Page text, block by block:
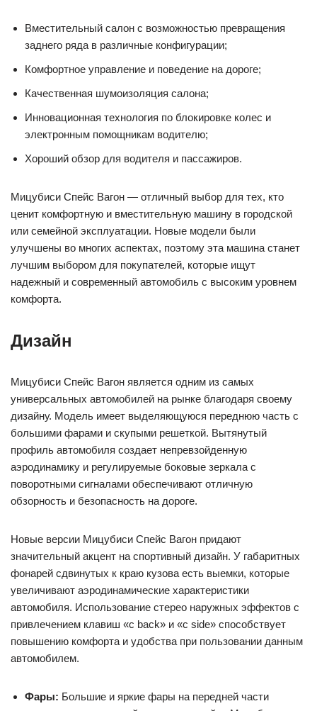
Вместительный салон с возможностью превращения
заднего ряда в различные конфигурации;
Комфортное управление и поведение на дороге;
Качественная шумоизоляция салона;
Инновационная технология по блокировке колес и
электронным помощникам водителю;
Хороший обзор для водителя и пассажиров.
Мицубиси Спейс Вагон — отличный выбор для тех, кто
ценит комфортную и вместительную машину в городской
или семейной эксплуатации. Новые модели были
улучшены во многих аспектах, поэтому эта машина станет
лучшим выбором для покупателей, которые ищут
надежный и современный автомобиль с высоким уровнем
комфорта.
Дизайн
Мицубиси Спейс Вагон является одним из самых
универсальных автомобилей на рынке благодаря своему
дизайну. Модель имеет выделяющуюся переднюю часть с
большими фарами и скупыми решеткой. Вытянутый
профиль автомобиля создает непревзойденную
аэродинамику и регулируемые боковые зеркала с
поворотными сигналами обеспечивают отличную
обзорность и безопасность на дороге.
Новые версии Мицубиси Спейс Вагон придают
значительный акцент на спортивный дизайн. У габаритных
фонарей сдвинутых к краю кузова есть выемки, которые
увеличивают аэродинамические характеристики
автомобиля. Использование стерео наружных эффектов с
привлечением клавиш «с back» и «с side» способствует
повышению комфорта и удобства при пользовании данным
автомобилем.
Фары: Большие и яркие фары на передней части